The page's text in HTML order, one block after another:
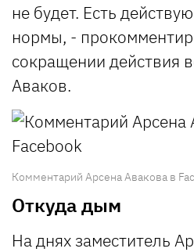
не будет. Есть
нормы, -
сокращении действия
Аваков.
Комментарий Арсена Авакова в
Откуда дым
На днях заместитель